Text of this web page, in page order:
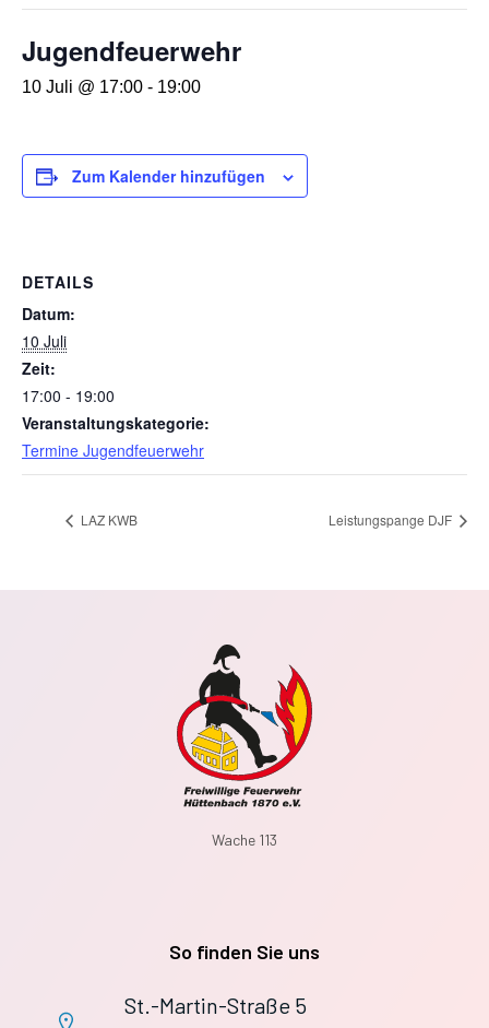
Jugendfeuerwehr
10 Juli @ 17:00 - 19:00
Zum Kalender hinzufügen
DETAILS
Datum:
10 Juli
Zeit:
17:00 - 19:00
Veranstaltungskategorie:
Termine Jugendfeuerwehr
LAZ KWB Leistungspange DJF
Wache 113
So finden Sie uns
St.-Martin-Straße 5